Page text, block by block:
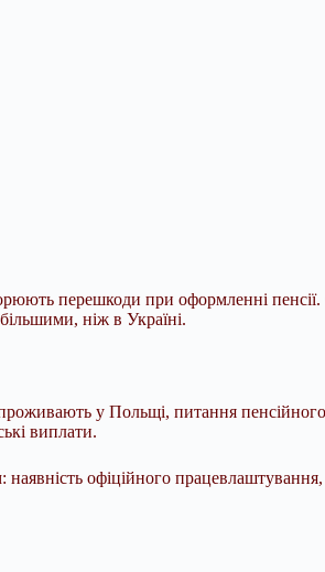
перешкоди при оформленні
ніж в Україні.
у Польщі, питання
виплати.
офіційного